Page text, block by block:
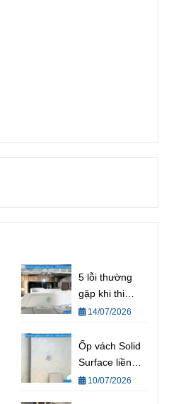
5 lỗi thường
gặp khi thi
công Solid
cách tránh) |
Kinh nghiệm
thi công Solid
14/07/2026
Ốp vách Solid
Surface liền
khối thay thế
10/07/2026